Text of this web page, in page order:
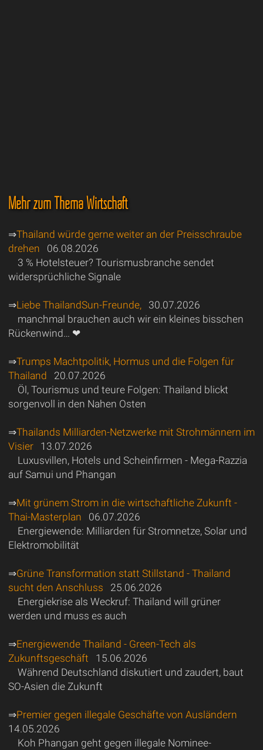
Mehr zum Thema Wirtschaft
⇒Thailand würde gerne weiter an der Preisschraube
drehen 06.08.2026
3 % Hotelsteuer? Tourismusbranche sendet
widersprüchliche Signale
⇒Liebe ThailandSun-Freunde,30.07.2026
manchmal brauchen auch wir ein kleines bisschen
Rückenwind… ❤
⇒Trumps Machtpolitik, Hormus und die Folgen für
Thailand 20.07.2026
Öl, Tourismus und teure Folgen: Thailand blickt
sorgenvoll in den Nahen Osten
⇒Thailands Milliarden-Netzwerke mit Strohmännern im
Visier13.07.2026
Luxusvillen, Hotels und Scheinfirmen - Mega-Razzia
auf Samui und Phangan
⇒Mit grünem Strom in die wirtschaftliche Zukunft -
Thai-Masterplan 06.07.2026
Energiewende: Milliarden für Stromnetze, Solar und
Elektromobilität
⇒Grüne Transformation statt Stillstand - Thailand
sucht den Anschluss 25.06.2026
Energiekrise als Weckruf: Thailand will grüner
werden und muss es auch
⇒Energiewende Thailand - Green-Tech als
Zukunftsgeschäft 15.06.2026
Während Deutschland diskutiert und zaudert, baut
SO-Asien die Zukunft
⇒Premier gegen illegale Geschäfte von Ausländern
14.05.2026
Koh Phangan geht gegen illegale Nominee-